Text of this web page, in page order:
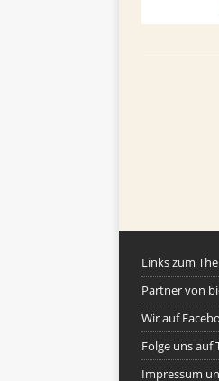
Links zum
Partner von
Wir auf
Folge uns auf
Impressum